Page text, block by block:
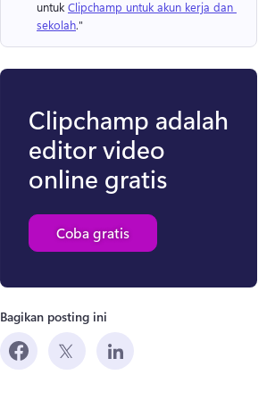
untuk Clipchamp untuk akun kerja dan
sekolah."
Clipchamp adalah
editor video
online gratis
Coba gratis
Bagikan posting ini